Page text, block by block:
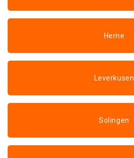
Herne
Leverkusen
Solingen